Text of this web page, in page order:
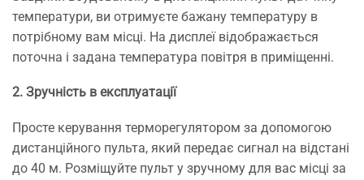
температури, ви отримуєте бажану температуру в
потрібному вам місці. На дисплеї відображається
поточна і задана температура повітря в приміщенні.
2. Зручність в експлуатації
Просте керування терморегулятором за допомогою
дистанційного пульта, який передає сигнал на відстані
до 40 м. Розміщуйте пульт у зручному для вас місці за